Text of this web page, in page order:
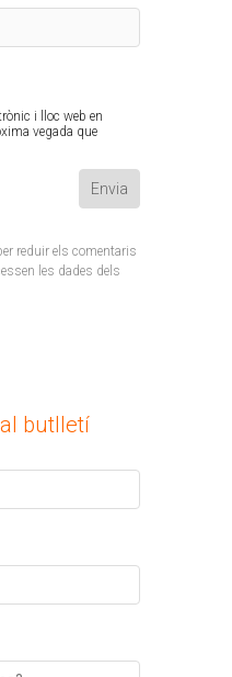
i lloc web en
vegada que
reduir els comentaris
les dades dels
butlletí